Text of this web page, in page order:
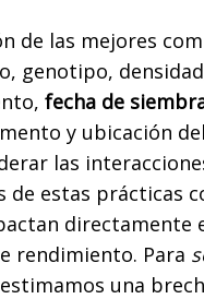
de las mejores
genotipo,
fecha de
y ubicación
las
de estas prácticas
directamente
rendimiento. Para
una